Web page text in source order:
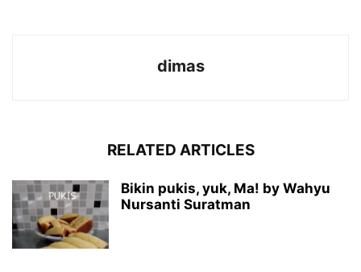
dimas
RELATED ARTICLES
Bikin pukis, yuk, Ma! by Wahyu
Nursanti Suratman